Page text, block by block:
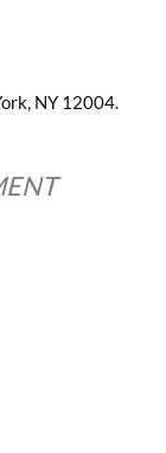
NY 12004.